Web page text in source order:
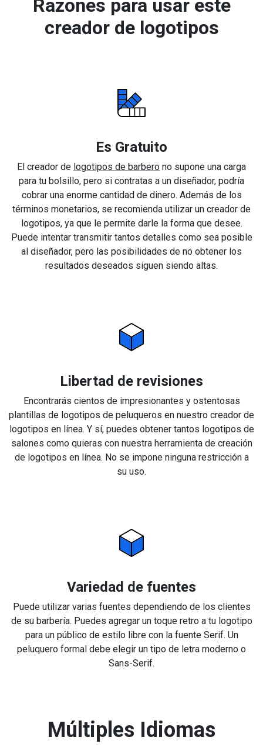
Razones para usar este
creador de logotipos
Es Gratuito
El creador de logotipos de barbero no supone una carga
para tu bolsillo, pero si contratas a un diseñador, podría
cobrar una enorme cantidad de dinero. Además de los
términos monetarios, se recomienda utilizar un creador de
logotipos, ya que le permite darle la forma que desee.
Puede intentar transmitir tantos detalles como sea posible
al diseñador, pero las posibilidades de no obtener los
resultados deseados siguen siendo altas.
Libertad de revisiones
Encontrarás cientos de impresionantes y ostentosas
plantillas de logotipos de peluqueros en nuestro creador de
logotipos en línea. Y sí, puedes obtener tantos logotipos de
salones como quieras con nuestra herramienta de creación
de logotipos en línea. No se impone ninguna restricción a
su uso.
Variedad de fuentes
Puede utilizar varias fuentes dependiendo de los clientes
de su barbería. Puedes agregar un toque retro a tu logotipo
para un público de estilo libre con la fuente Serif. Un
peluquero formal debe elegir un tipo de letra moderno o
Sans-Serif.
Múltiples Idiomas